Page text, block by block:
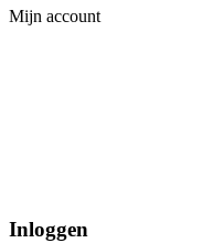
Mijn account
Inloggen